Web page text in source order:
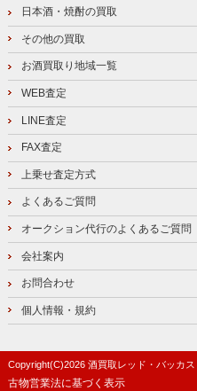
日本酒・焼酎の買取
その他の買取
お酒買取り地域一覧
WEB査定
LINE査定
FAX査定
上乗せ査定方式
よくあるご質問
オークション代行のよくあるご質問
会社案内
お問合わせ
個人情報・規約
Copyright(C)2026 酒買取レッド・バッカス
古物営業法に基づく表示